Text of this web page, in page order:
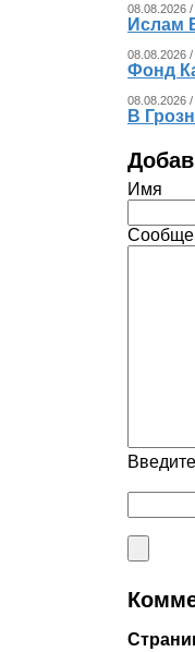
08.08.2026
Ислам
08.08.2026
Фонд
08.08.2026
В
Имя